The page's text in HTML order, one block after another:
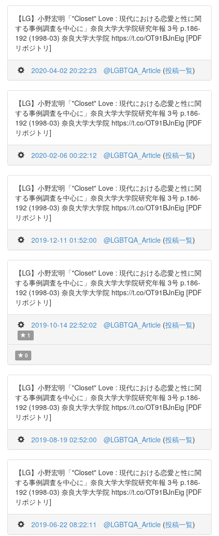
【LG】小野宏明「"Closet" Love : 現代における恋愛と性に関
する事例調査を中心に」奈良大学大学院研究年報 3号 p.186-
192 (1998-03) 奈良大学大学院 https://t.co/OT91BJnEig [PDF
リポジトリ]
2020-04-02 20:22:23 @LGBTQA_Article (投稿一覧)
【LG】小野宏明「"Closet" Love : 現代における恋愛と性に関
する事例調査を中心に」奈良大学大学院研究年報 3号 p.186-
192 (1998-03) 奈良大学大学院 https://t.co/OT91BJnEig [PDF
リポジトリ]
2020-02-06 00:22:12 @LGBTQA_Article (投稿一覧)
【LG】小野宏明「"Closet" Love : 現代における恋愛と性に関
する事例調査を中心に」奈良大学大学院研究年報 3号 p.186-
192 (1998-03) 奈良大学大学院 https://t.co/OT91BJnEig [PDF
リポジトリ]
2019-12-11 01:52:00 @LGBTQA_Article (投稿一覧)
【LG】小野宏明「"Closet" Love : 現代における恋愛と性に関
する事例調査を中心に」奈良大学大学院研究年報 3号 p.186-
192 (1998-03) 奈良大学大学院 https://t.co/OT91BJnEig [PDF
リポジトリ]
2019-10-14 22:52:02 @LGBTQA_Article (投稿一覧)
1
0
【LG】小野宏明「"Closet" Love : 現代における恋愛と性に関
する事例調査を中心に」奈良大学大学院研究年報 3号 p.186-
192 (1998-03) 奈良大学大学院 https://t.co/OT91BJnEig [PDF
リポジトリ]
2019-08-19 02:52:00 @LGBTQA_Article (投稿一覧)
【LG】小野宏明「"Closet" Love : 現代における恋愛と性に関
する事例調査を中心に」奈良大学大学院研究年報 3号 p.186-
192 (1998-03) 奈良大学大学院 https://t.co/OT91BJnEig [PDF
リポジトリ]
2019-06-22 08:22:11 @LGBTQA_Article (投稿一覧)